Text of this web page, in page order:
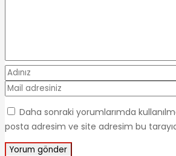
Daha sonraki yorumlarımda
posta adresim ve site adresim bu